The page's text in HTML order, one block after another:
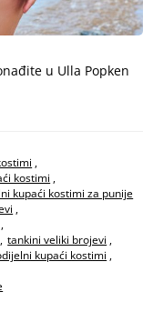
u Ulla Popken
,
kostimi ,
kupaći kostimi za punije
,
,
, tankini veliki brojevi ,
kupaći kostimi ,